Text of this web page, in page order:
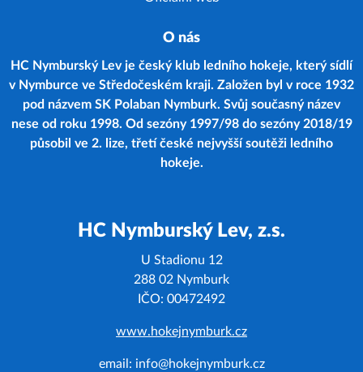
O nás
HC Nymburský Lev je český klub ledního hokeje, který sídlí
v Nymburce ve Středočeském kraji. Založen byl v roce 1932
pod názvem SK Polaban Nymburk. Svůj současný název
nese od roku 1998. Od sezóny 1997/98 do sezóny 2018/19
působil ve 2. lize, třetí české nejvyšší soutěži ledního
hokeje.
HC Nymburský Lev, z.s.
U Stadionu 12
288 02 Nymburk
IČO: 00472492
www.hokejnymburk.cz
email: info@hokejnymburk.cz